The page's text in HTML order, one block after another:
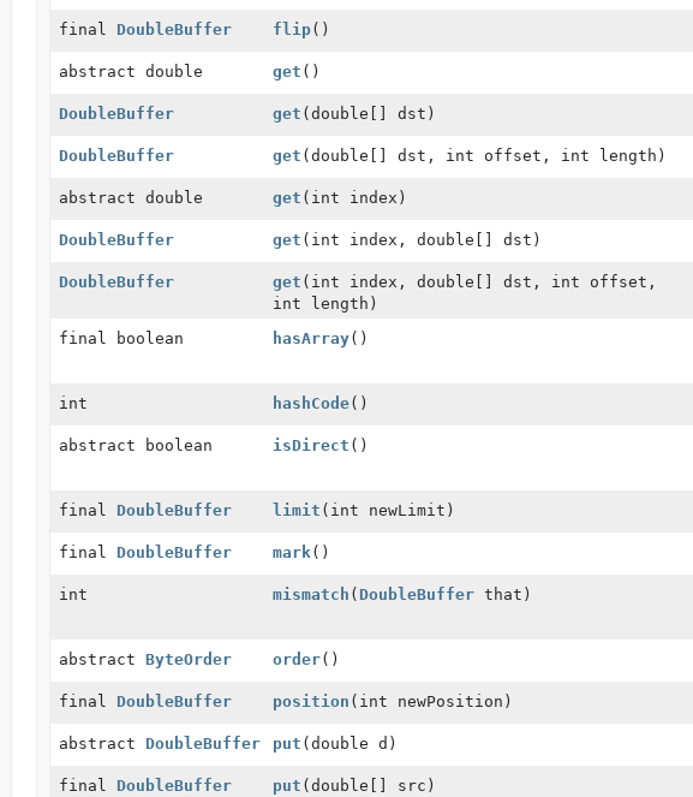
final DoubleBuffer flip()
abstract double get ()
DoubleBuffer get (double[] dst)
DoubleBuffer get (double[] dst, int offset, int length)
abstract double get (int index)
DoubleBuffer get (int index, double[] dst)
DoubleBuffer get (int index, double[] dst, int offset,
int length)
final boolean hasArray()
int hashCode()
abstract boolean isDirect ()
final DoubleBuffer limit (int newLimit)
final DoubleBuffer mark()
int mismatch ( DoubleBufferthat)
abstract ByteOrder order()
final DoubleBuffer position (int newPosition)
abstract DoubleBuffer put (double d)
final DoubleBuffer put (double[] src)